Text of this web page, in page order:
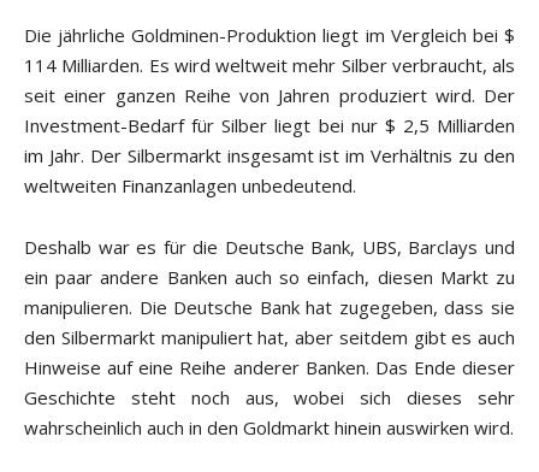
Die jährliche Goldminen-Produktion liegt im Vergleich bei $
114 Milliarden. Es wird weltweit mehr Silber verbraucht, als
seit einer ganzen Reihe von Jahren produziert wird. Der
Investment-Bedarf für Silber liegt bei nur $ 2,5 Milliarden
im Jahr. Der Silbermarkt insgesamt ist im Verhältnis zu den
weltweiten Finanzanlagen unbedeutend.
Deshalb war es für die Deutsche Bank, UBS, Barclays und
ein paar andere Banken auch so einfach, diesen Markt zu
manipulieren. Die Deutsche Bank hat zugegeben, dass sie
den Silbermarkt manipuliert hat, aber seitdem gibt es auch
Hinweise auf eine Reihe anderer Banken. Das Ende dieser
Geschichte steht noch aus, wobei sich dieses sehr
wahrscheinlich auch in den Goldmarkt hinein auswirken wird.